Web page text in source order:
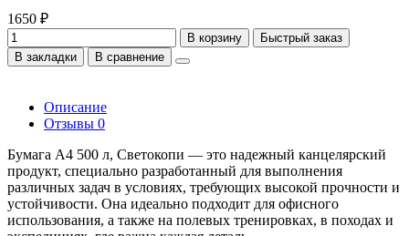
1650 ₽
В корзину
Быстрый заказ
В закладки
В сравнение
Описание
Отзывы 0
Бумага А4 500 л, Светокопи — это надежный канцелярский
продукт, специально разработанный для выполнения
различных задач в условиях, требующих высокой прочности и
устойчивости. Она идеально подходит для офисного
использования, а также на полевых тренировках, в походах и